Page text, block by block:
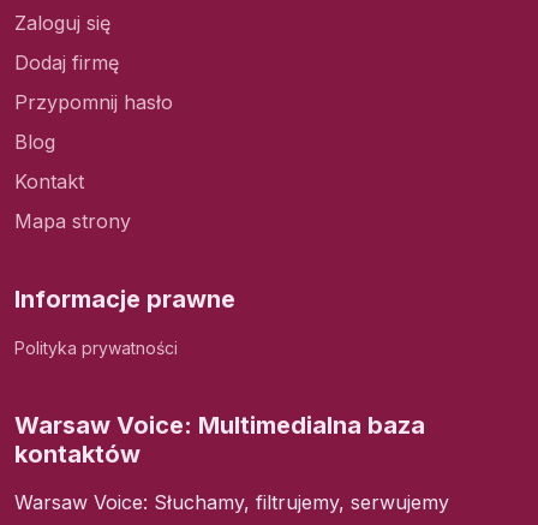
Zaloguj się
Dodaj firmę
Przypomnij hasło
Blog
Kontakt
Mapa strony
Informacje prawne
Polityka prywatności
Warsaw Voice: Multimedialna baza
kontaktów
Warsaw Voice: Słuchamy, filtrujemy, serwujemy